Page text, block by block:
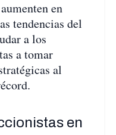
en
tendencias del
a los
a tomar
al
en